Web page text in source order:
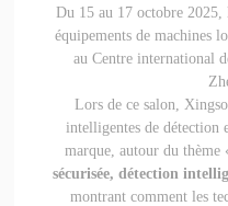
Du 15 au 17 octobre
équipements de machines
au Centre international
Lors de ce salon,
intelligentes de détection
marque, autour du thème
sécurisée, détection
montrant comment les